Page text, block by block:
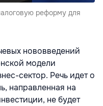
реформу для
нововведений
модели
сектор. Речь идет о
направленная на
не будет